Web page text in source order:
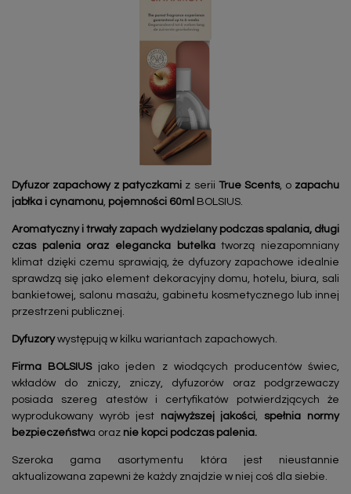
Dyfuzor zapachowy z patyczkami z serii True Scents, o zapachu
jabłka i cynamonu, pojemności 60ml BOLSIUS.
Aromatyczny i trwały zapach wydzielany podczas spalania, długi
czas palenia oraz elegancka butelkatworzą niezapomniany
klimat dzięki czemu sprawiają, że dyfuzory zapachowe idealnie
sprawdzą się jako element dekoracyjny domu, hotelu, biura, sali
bankietowej, salonu masażu, gabinetu kosmetycznego lub innej
przestrzeni publicznej.
Dyfuzorywystępują w kilku wariantach zapachowych.
Firma BOLSIUSjako jeden z wiodących producentów świec,
wkładów do zniczy, zniczy, dyfuzorów oraz podgrzewaczy
posiada szereg atestów i certyfikatów potwierdzjących że
wyprodukowany wyrób jest
najwyższej jakości,spełnia normy
bezpieczeństwa oraz nie kopci podczas palenia.
Szeroka gama asortymentu która jest nieustannie
aktualizowana zapewni że każdy znajdzie w niej coś dla siebie.